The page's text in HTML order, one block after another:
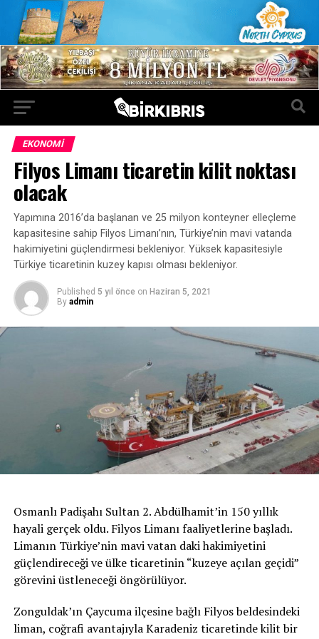
EKONOMI
Filyos Limanı ticaretin kilit noktası
olacak
Yapımına 2016’da başlanan ve 25 milyon konteyner elleçleme
kapasitesine sahip Filyos Limanı’nın, Türkiye’nin mavi vatanda
hakimiyetini güçlendirmesi bekleniyor. Yüksek kapasitesiyle
Türkiye ticaretinin kuzey kapısı olması bekleniyor.
Published 5 yıl önce on Haziran 5, 2021
By admin
Osmanlı Padişahı Sultan 2. Abdülhamit’in 150 yıllık
hayali gerçek oldu. Filyos Limanı faaliyetlerine başladı.
Limanın Türkiye’nin mavi vatan daki hakimiyetini
güçlendireceği ve ülke ticaretinin “kuzeye açılan geçidi”
görevini üstleneceği öngörülüyor.
Zonguldak’ın Çaycuma ilçesine bağlı Filyos beldesindeki
liman, coğrafi avantajıyla Karadeniz ticaretinde kilit bir